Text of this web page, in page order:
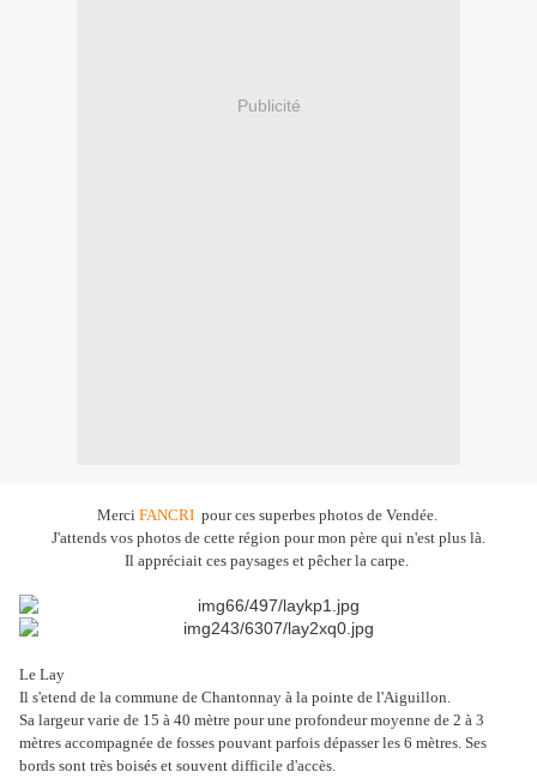
Publicité
Merci FANCRIpour ces superbes photos de Vendée.
J'attends vos photos de cette région pour mon père qui n'est plus là.
Il appréciait ces paysages et pêcher la carpe.
Le Lay
Il s'etend de la commune de Chantonnay à la pointe de l'Aiguillon.
Sa largeur varie de 15 à 40 mètre pour une profondeur moyenne de 2 à 3
mètres accompagnée de fosses pouvant parfois dépasser les 6 mètres. Ses
bords sont très boisés et souvent difficile d'accès.